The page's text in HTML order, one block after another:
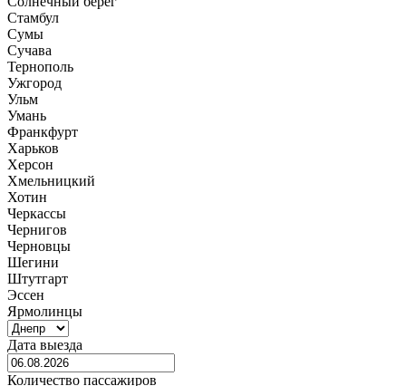
Стамбул
Сумы
Сучава
Тернополь
Ужгород
Ульм
Умань
Франкфурт
Харьков
Херсон
Хмельницкий
Хотин
Черкассы
Чернигов
Черновцы
Шегини
Штутгарт
Эссен
Ярмолинцы
Дата выезда
Количество пассажиров